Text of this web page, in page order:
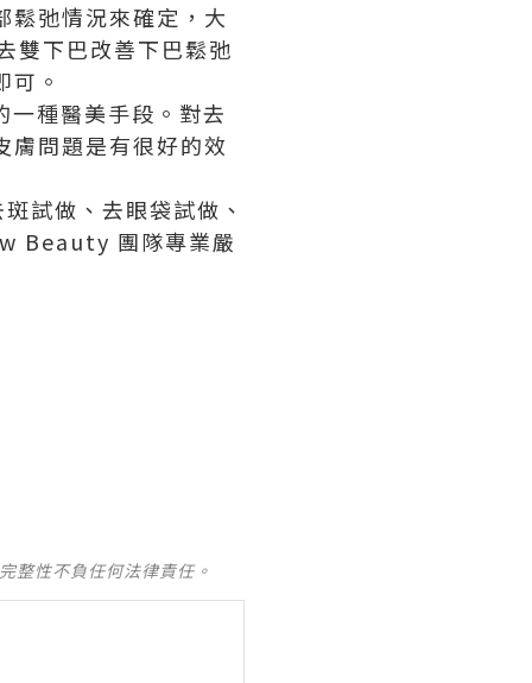
弛情況來確定，大
雙下巴改善下巴鬆弛
。
種醫美手段。對去
膚問題是有很好的效
試做、去眼袋試做、
Beauty 團隊專業嚴
整性不負任何法律責任。